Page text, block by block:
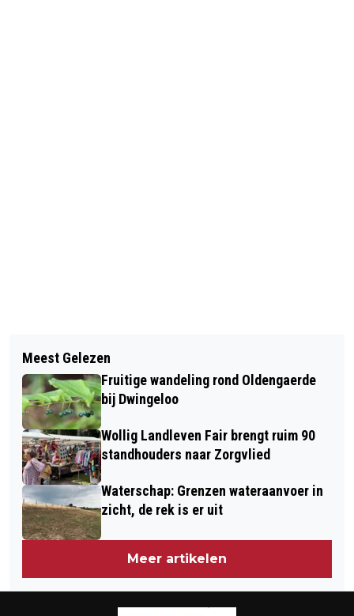
VOGELPOP IN ANSEN IS KLAAR VOOR
ZESTIENDE EDITIE
STEEDS MEER HUIZENKOPERS
ZOEKEN TOEVLUCHT TOT DRENTHE
Meest Gelezen
Fruitige wandeling rond Oldengaerde
bij Dwingeloo
Wollig Landleven Fair brengt ruim 90
standhouders naar Zorgvlied
Waterschap: Grenzen wateraanvoer in
zicht, de rek is er uit
Meer artikelen